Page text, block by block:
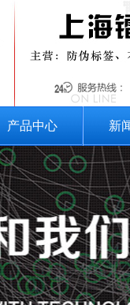
产品中心 新